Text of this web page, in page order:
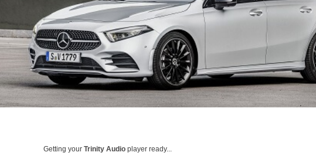
Getting yourTrinity Audio player ready...